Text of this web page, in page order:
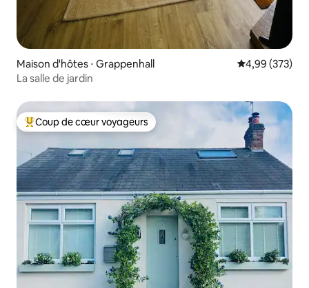
Maison d'hôtes ⋅ Grappenhall Évaluation
4,99 (373)
La salle de jardin
Coups de cœur voyageurs les plus appréciés
Coup de cœur voyageurs